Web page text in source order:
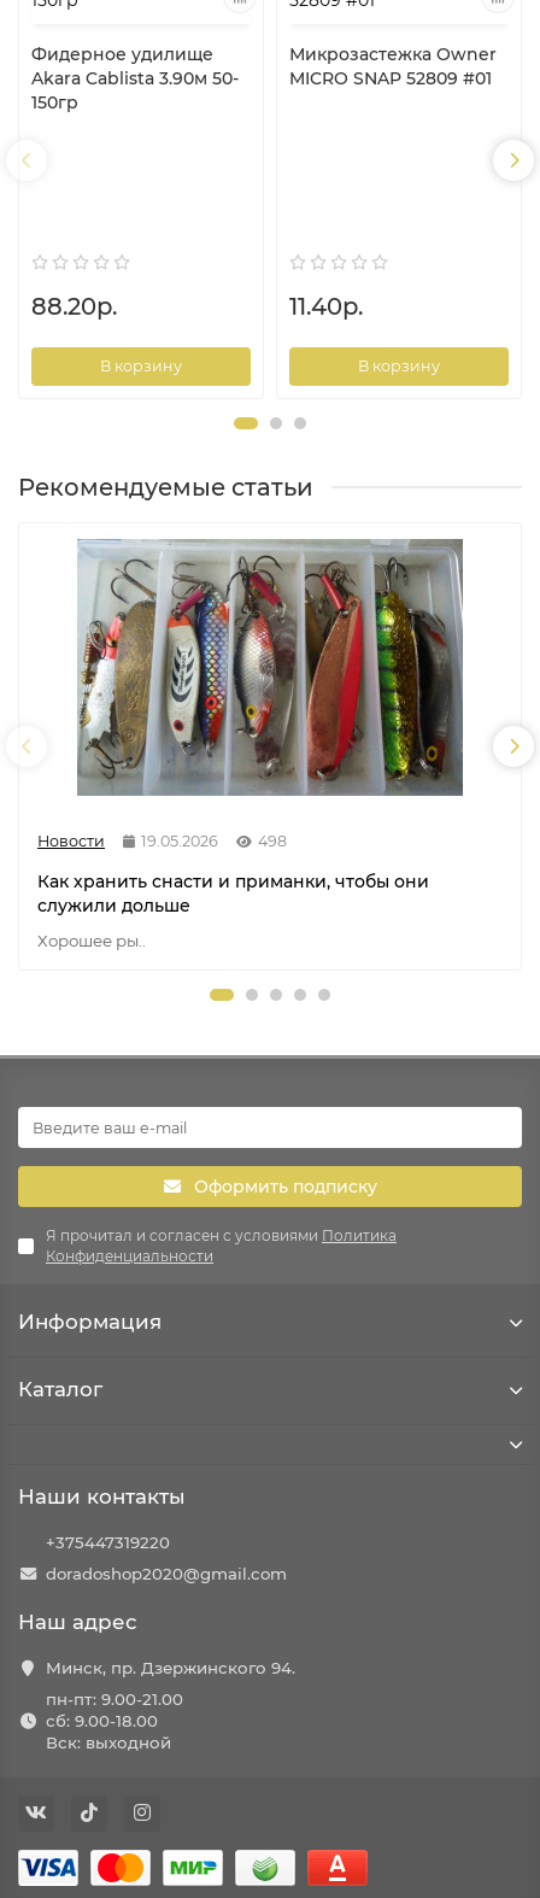
Фидерное удилище
Akara Cablista 3.90м 50-
150гр
88.20р.
В корзину
Микрозастежка Owner
MICRO SNAP 52809 #01
11.40р.
В корзину
Рекомендуемые статьи
Новости 19.05.2026 498
Как хранить снасти и приманки, чтобы они
служили дольше
Хорошее ры..
Оформить подписку
Я прочитал и согласен с условиями Политика
Конфиденциальности
Информация
Каталог
Наши контакты
+375447319220
doradoshop2020@gmail.com
Наш адрес
Минск, пр. Дзержинского 94.
пн-пт: 9.00-21.00
сб: 9.00-18.00
Вск: выходной